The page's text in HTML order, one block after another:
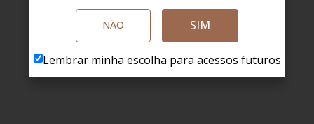
NÃO SIM
Lembrar minha escolha para acessos futuros